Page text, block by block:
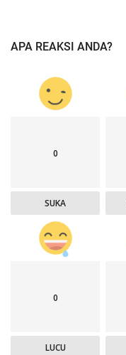
APA REAKSI ANDA?
0
SUKA
0
LUCU